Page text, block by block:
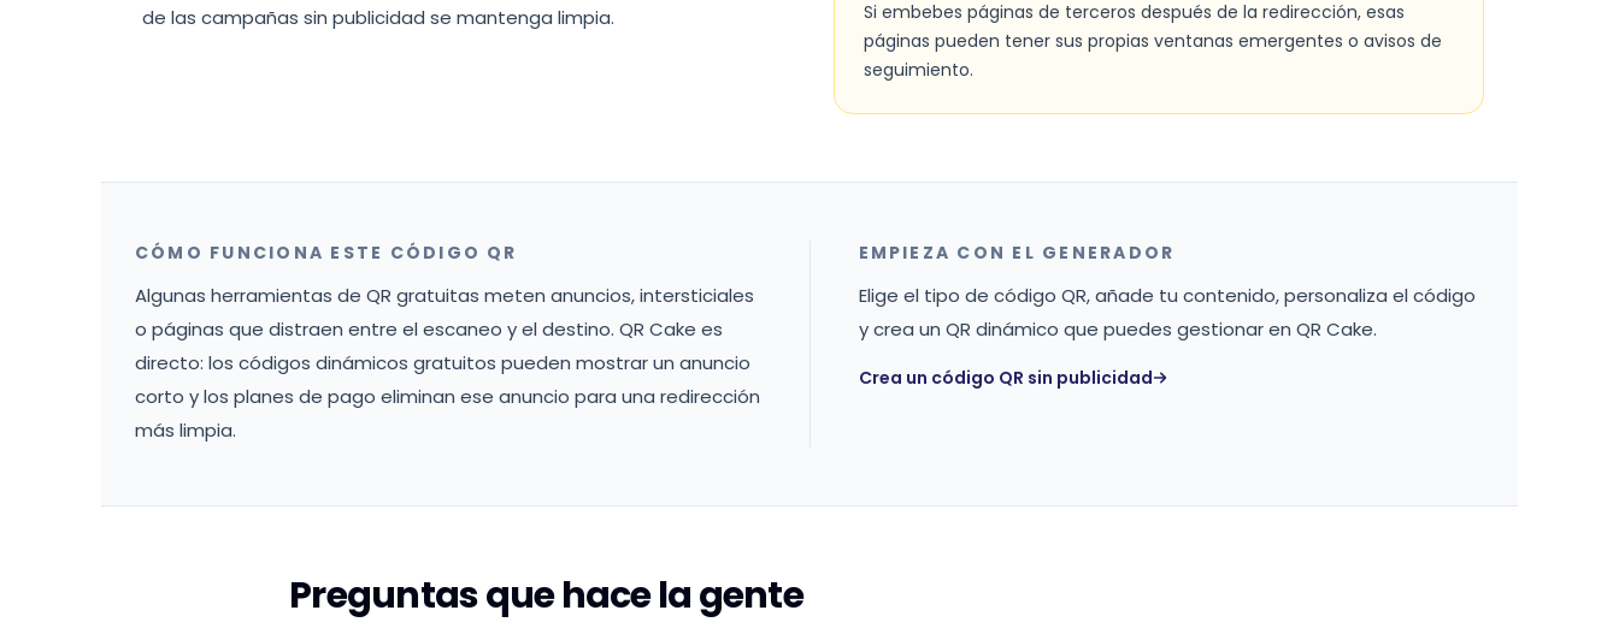
de las campañas sin publicidad se mantenga limpia.
Si embebes páginas de terceros después de la redirección, esas
páginas pueden tener sus propias ventanas emergentes o avisos de
seguimiento.
CÓMO FUNCIONA ESTE CÓDIGO QR
Algunas herramientas de QR gratuitas meten anuncios, intersticiales
o páginas que distraen entre el escaneo y el destino. QR Cake es
directo: los códigos dinámicos gratuitos pueden mostrar un anuncio
corto y los planes de pago eliminan ese anuncio para una redirección
más limpia.
EMPIEZA CON EL GENERADOR
Elige el tipo de código QR, añade tu contenido, personaliza el código
y crea un QR dinámico que puedes gestionar en QR Cake.
Crea un código QR sin publicidad
Preguntas que hace la gente